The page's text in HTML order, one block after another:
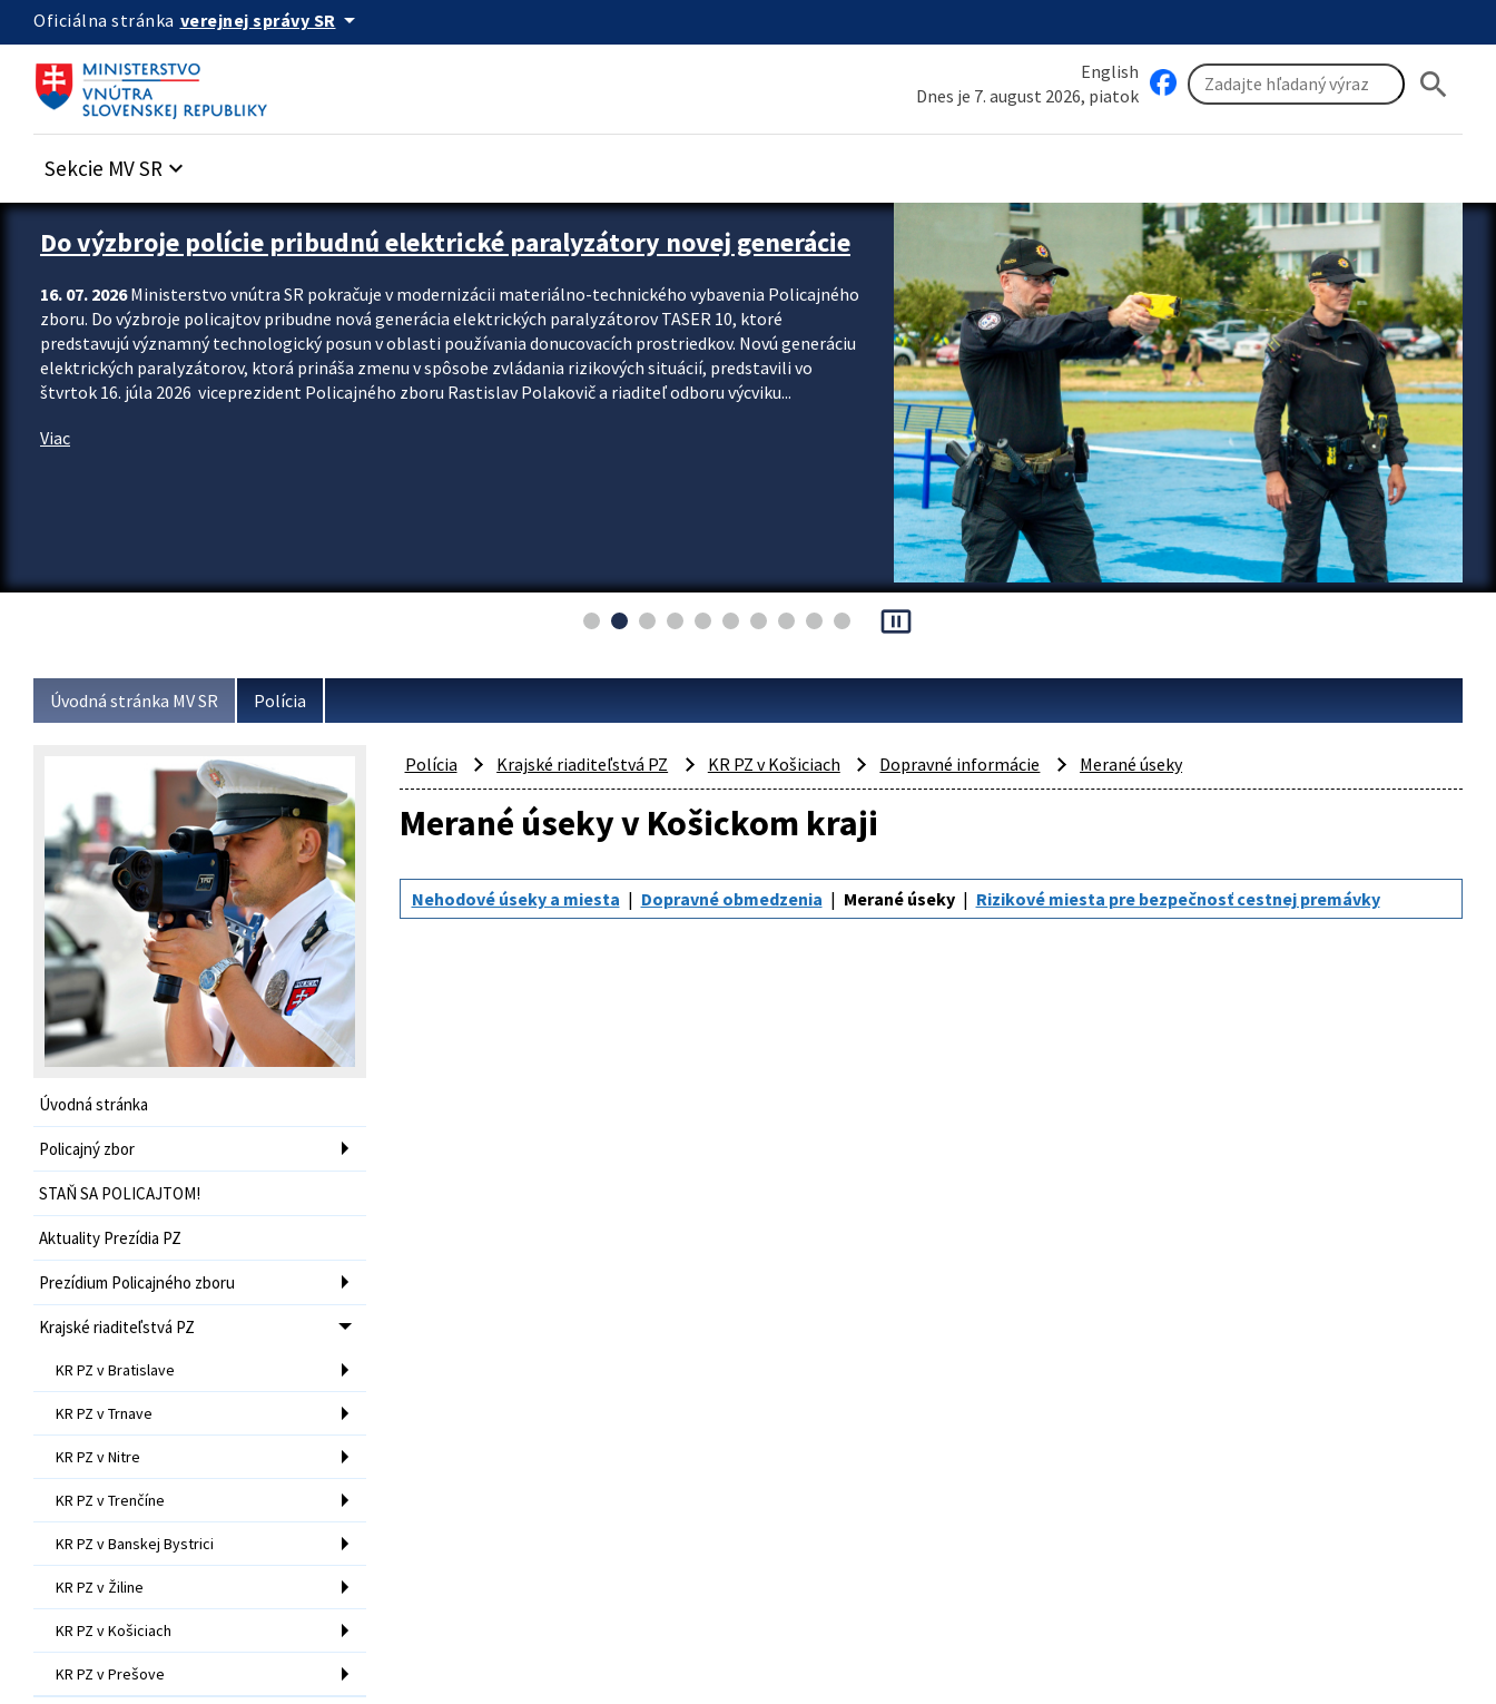
Preskocit na hlavný obsah
Oficiálna stránka verejnej správy SR arrow_drop_down
English
Dnes je 7. august 2026, piatok
search
Sekcie MV SR keyboard_arrow_down
Zastavit automatický posun upútavok
Do výzbroje polície pribudnú elektrické paralyzátory novej generácie
16. 07. 2026Ministerstvo vnútra SR pokračuje v modernizácii materiálno-technického vybavenia Policajného
zboru. Do výzbroje policajtov pribudne nová generácia elektrických paralyzátorov TASER 10, ktoré
predstavujú významný technologický posun v oblasti používania donucovacích prostriedkov. Novú generáciu
elektrických paralyzátorov, ktorá prináša zmenu v spôsobe zvládania rizikových situácií, predstavili vo
štvrtok 16. júla 2026 viceprezident Policajného zboru Rastislav Polakovič a riaditeľ odboru výcviku...
Viac
pause_presentation
Úvodná stránka MV SR Polícia
Úvodná stránka
Policajný zbor
STAŇ SA POLICAJTOM!
Aktuality Prezídia PZ
Prezídium Policajného zboru
Krajské riaditeľstvá PZ
KR PZ v Bratislave
KR PZ v Trnave
KR PZ v Nitre
KR PZ v Trenčíne
KR PZ v Banskej Bystrici
KR PZ v Žiline
KR PZ v Košiciach
KR PZ v Prešove
Polícia Krajské riaditeľstvá PZ KR PZ v Košiciach Dopravné informácie Merané úseky
Merané úseky v Košickom kraji
Nehodové úseky a miesta Dopravné obmedzenia Merané úseky Rizikové miesta pre bezpečnosť cestnej premávky